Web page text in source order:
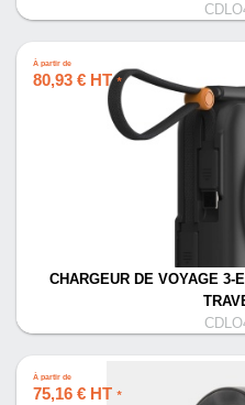
À partir de
80,93 € HT*
CHARGEUR DE VOYAGE 3-
À partir de
75,16 € HT *